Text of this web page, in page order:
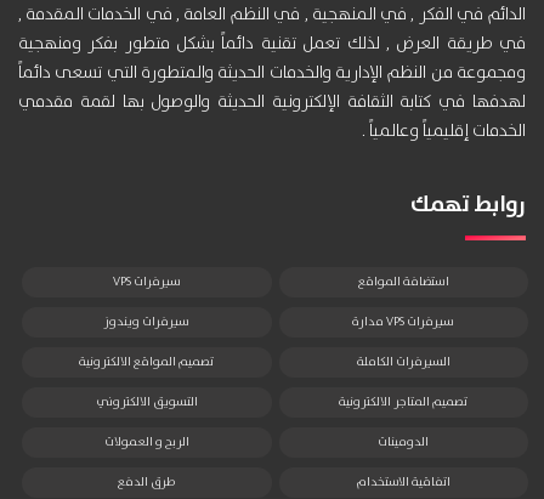
الدائم في الفكر , في المنهجية , في النظم العامة , في الخدمات المقدمة ,
في طريقة العرض , لذلك تعمل تقنية دائماً بشكل متطور بفكر ومنهجية
ومجموعة من النظم الإدارية والخدمات الحديثة والمتطورة التي تسعى دائماً
لهدفها في كتابة الثقافة الإلكترونية الحديثة والوصول بها لقمة مقدمي
الخدمات إقليمياً وعالمياً .
روابط تهمك
استضافة المواقع سيرفرات VPS
سيرفرات VPS مدارة سيرفرات ويندوز
السيرفرات الكاملة تصميم المواقع الالكترونية
تصميم المتاجر الالكترونية التسويق الالكتروني
الدومينات الربح و العمولات
اتفاقية الاستخدام طرق الدفع